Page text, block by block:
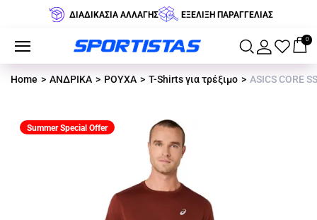
ΔΙΑΔΙΚΑΣΙΑ ΑΛΛΑΓΗΣ ΕΞΕΛΙΞΗ ΠΑΡΑΓΓΕΛΙΑΣ
0
Home ΑΝΔΡΙΚΑ ΡΟΥΧΑ T-Shirts για τρέξιμο ASICS CORE
Summer Special Offer